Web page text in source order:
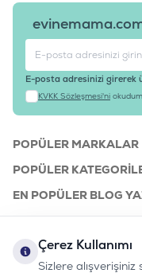
E-posta adresinizi girerek
KVKK Sözleşmesi'ni
POPÜLER MARKALAR
POPÜLER
EN POPÜLER BLOG
KURUMSAL
Çerez Kullanımı
Sizlere alışverişiniz